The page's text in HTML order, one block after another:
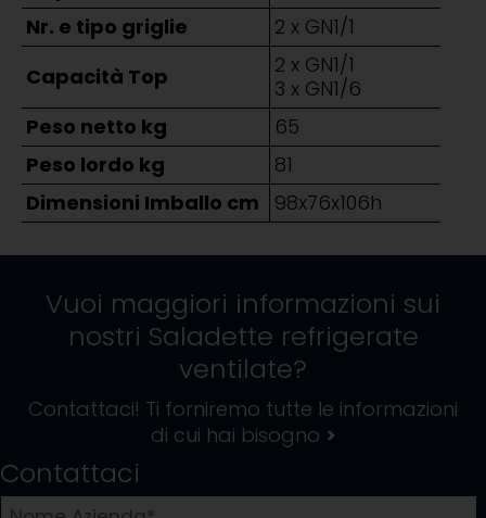
Nr. e tipo griglie
2 x GN1/1
Capacità Top
2 x GN1/1
3 x GN1/6
Peso netto kg
65
Peso lordo kg
81
Dimensioni Imballo cm
98x76x106h
Vuoi maggiori informazioni sui
nostri Saladette refrigerate
ventilate?
Contattaci! Ti forniremo tutte le informazioni
di cui hai bisogno >
Contattaci